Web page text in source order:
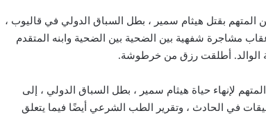
المتهم بقتل هيثام سمير ، بطل السباق الدولي في قاليوب ،
أعقاب مشاجرة شفهية بين الضحية بين الضحية وابنه المتقدم
الوالد. أطلقت رزق من خرطوشة.
لإنهاء حياة هيثام سمير ، بطل السباق الدولي ، إلى
في الحادث ، وتقرير الطب الشرعي أيضًا فيما يتعلق